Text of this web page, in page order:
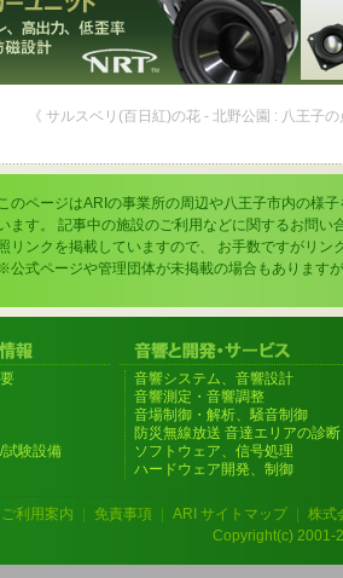
《 サルスベリ(百日紅)の花 - 北野公園 : 八王子
のページはARIの事業所の周辺や八王子市内の様
ます。 記事中の施設のご利用などに関するお問い
リンクを掲載していますので、 お手数ですがリン
公式ページや管理団体が未掲載の場合もあります
試験設備
音響システム、音響設計
音響測定・音響調整
音場制御・解析、騒音制御
防災無線放送 音達エリアの診断
ソフトウェア、信号処理
ハードウェア開発、制御
ご利用案内 免責事項 ARI サイトマップ
株式
Copyright(c) 2001-